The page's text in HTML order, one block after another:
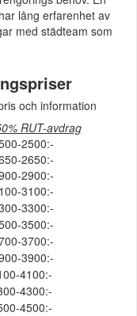
lång erfarenhet av
med städteam som
och information
RUT-avdrag
2500:-
2650:-
2900:-
3100:-
3300:-
3500:-
3700:-
3900:-
4100:-
4300:-
4500:-